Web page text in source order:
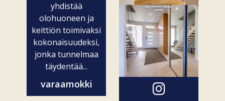
yhdistää
olohuoneen ja
keittiön toimivaksi
kokonaisuudeksi,
jonka tunnelmaa
täydentää...
varaamokki